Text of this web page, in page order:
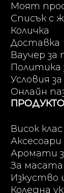
Моят
Списък с
Количка
Доставка
Ваучер за
Политика
Условия
Онлайн
Висок
Аромати
За масата
Изкуство
Коледна